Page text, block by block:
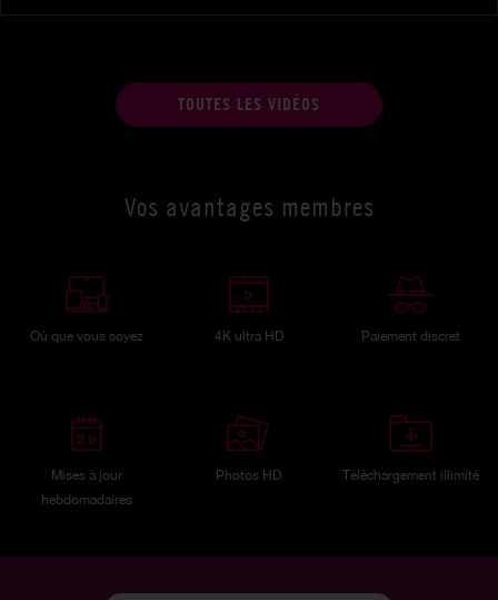
TOUTES LES VIDÉOS
Vos avantages membres
Où que vous soyez 4K ultra HD Paiement discret
Mises à jour
hebdomadaires
Photos HD Téléchargement illimité